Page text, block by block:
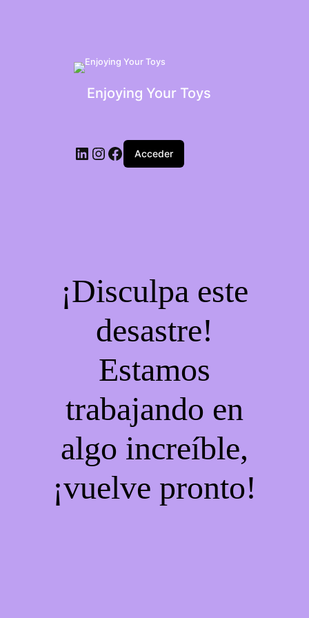
Enjoying Your Toys
Acceder
¡Disculpa este
desastre!
Estamos
trabajando en
algo increíble,
¡vuelve pronto!